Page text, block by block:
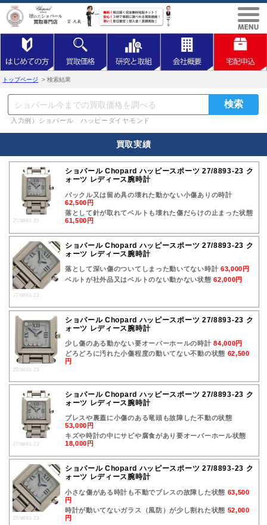
トップページ > 検索結果
入力例）ショパール ハッピーダイヤモンド
買取実績
27/8893-23
ショパール Chopard ハッピースポーツ 27/8893-23 ク
ォーツ レディース腕時計
バックル又は留め具の壊れた動かない小傷ありの時計
62,500円
落として針が取れてベルトも壊れた傷だらけの止まった状態
61,500円
27/8893-23
ショパール Chopard ハッピースポーツ 27/8893-23 ク
ォーツ レディース腕時計
落として深い傷のついてしまった動いてない時計 63,000円
ベルトが社外品又はベルトのない動かない状態62,000円
27/8893-23
ショパール Chopard ハッピースポーツ 27/8893-23 ク
ォーツ レディース腕時計
少し傷のある動かない要オーバーホールの時計84,000円
どろどろに汚れた小傷程度の動いてない不動の状態 62,500
円
27/8893-23
ショパール Chopard ハッピースポーツ 27/8893-23 ク
ォーツ レディース腕時計
ブレスや裏蓋に小傷のある竜頭も故障した不動の状態
53,000円
キズや時計の中にサビや腐食があり要オーバーホール状態
18,000円
27/8893-23
ショパール Chopard ハッピースポーツ 27/8893-23 ク
ォーツ レディース腕時計
小さな傷がある時計も不動でブレスの故障した状態 63,500
円
時計が動いてないガラス（風防）が少し割れた状態 52,000
円